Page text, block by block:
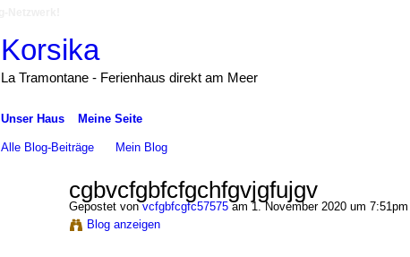
Korsika
La Tramontane - Ferienhaus direkt am Meer
Unser Haus Meine Seite
Alle Blog-Beiträge Mein Blog
cgbvcfgbfcfgchfgvjgfujgv
Gepostet vonvcfgbfcgfc57575am 1. November 2020 um 7:51pm
Blog anzeigen